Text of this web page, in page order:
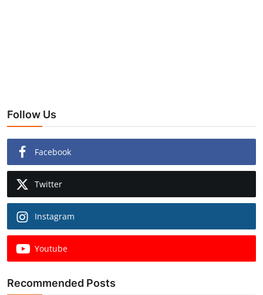
Follow Us
Facebook
Twitter
Instagram
Youtube
Recommended Posts